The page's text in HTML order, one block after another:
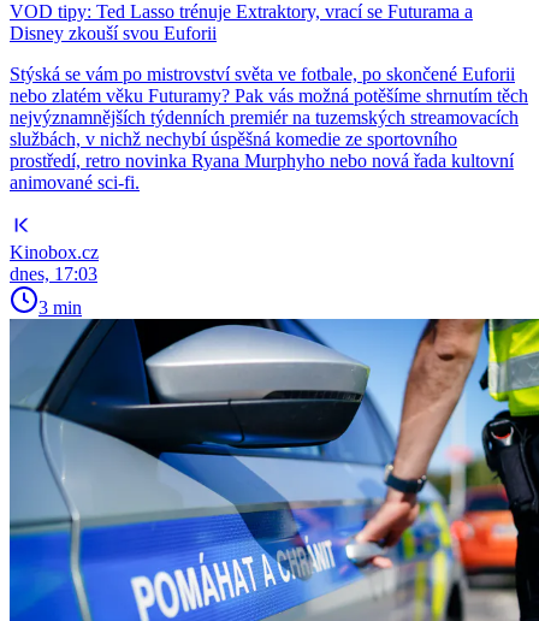
VOD tipy: Ted Lasso trénuje Extraktory, vrací se Futurama a
Disney zkouší svou Euforii
Stýská se vám po mistrovství světa ve fotbale, po skončené Euforii
nebo zlatém věku Futuramy? Pak vás možná potěšíme shrnutím těch
nejvýznamnějších týdenních premiér na tuzemských streamovacích
službách, v nichž nechybí úspěšná komedie ze sportovního
prostředí, retro novinka Ryana Murphyho nebo nová řada kultovní
animované sci-fi.
Kinobox.cz
dnes, 17:03
3 min